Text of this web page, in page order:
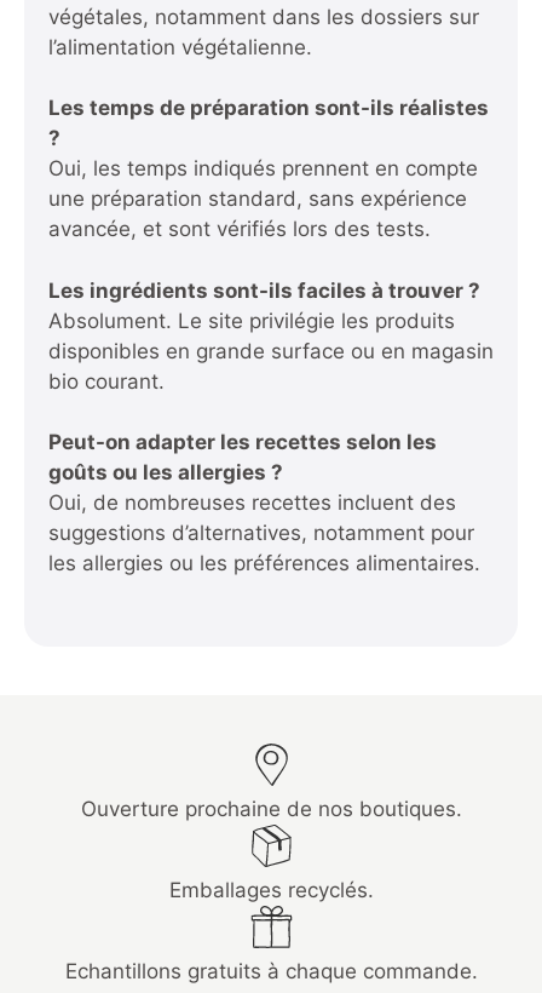
végétales, notamment dans les dossiers sur
l’alimentation végétalienne.
Les temps de préparation sont-ils réalistes
?
Oui, les temps indiqués prennent en compte
une préparation standard, sans expérience
avancée, et sont vérifiés lors des tests.
Les ingrédients sont-ils faciles à trouver ?
Absolument. Le site privilégie les produits
disponibles en grande surface ou en magasin
bio courant.
Peut-on adapter les recettes selon les
goûts ou les allergies ?
Oui, de nombreuses recettes incluent des
suggestions d’alternatives, notamment pour
les allergies ou les préférences alimentaires.
Ouverture prochaine de nos boutiques.
Emballages recyclés.
Echantillons gratuits à chaque commande.